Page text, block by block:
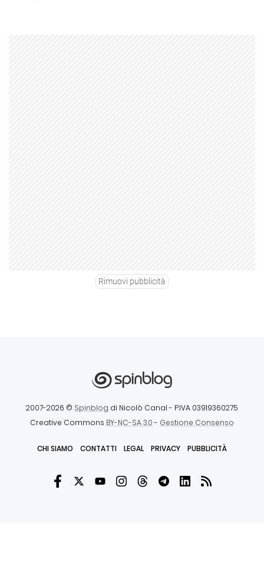
Rimuovi pubblicità
2007-2026 © Spinblog di Nicolò Canal - P.IVA 03919360275
Creative Commons BY-NC-SA 3.0- Gestione Consenso
CHI SIAMO CONTATTI LEGAL PRIVACY PUBBLICITÀ